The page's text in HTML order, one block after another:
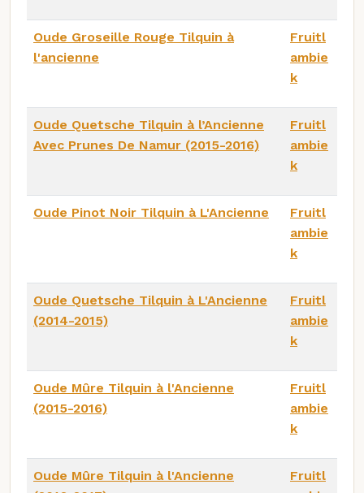
Oude Groseille Rouge Tilquin à
l'ancienne
Fruitl
ambie
k
Oude Quetsche Tilquin à l’Ancienne
Avec Prunes De Namur (2015-2016)
Fruitl
ambie
k
Oude Pinot Noir Tilquin à L'Ancienne
Fruitl
ambie
k
Oude Quetsche Tilquin à L'Ancienne
(2014-2015)
Fruitl
ambie
k
Oude Mûre Tilquin à l'Ancienne
(2015-2016)
Fruitl
ambie
k
Oude Mûre Tilquin à l'Ancienne
Fruitl